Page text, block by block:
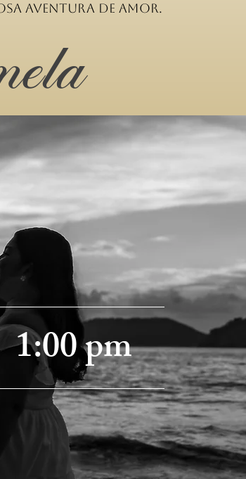
aventura de amor.
1:00 pm